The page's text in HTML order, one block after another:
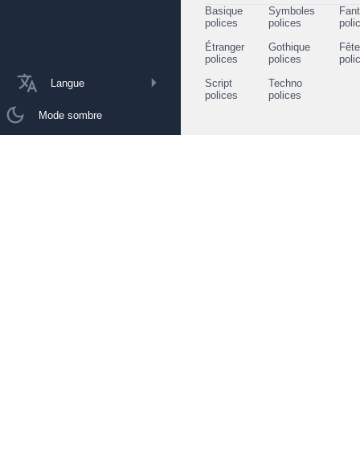
Langue
Mode sombre
Basique
polices
Symboles
polices
Étranger
polices
Gothique
polices
Script
polices
Techno
polices